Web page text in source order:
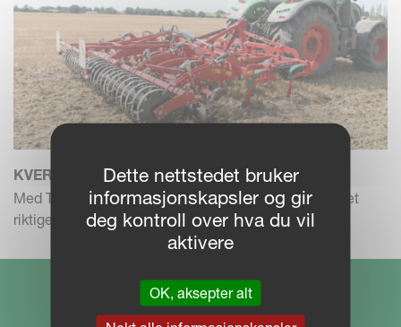
KVERNELAND TURBO F
Med Turbo F tilbyr Kverneland en kultivator som er det
riktige valget...
Dette nettstedet bruker
informasjonskapsler og gir
deg kontroll over hva du vil
aktivere
OK, aksepter alt